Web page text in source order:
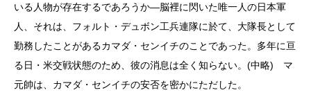
いる人物が存在するであろうか―脳裡に閃いた唯一人の日本軍
人、それは、フォルト・デュボン工兵連隊に於て、大隊長として
勤務したことがあるカマダ・センイチのことであった。多年に亘
る日・米交戦状態のため、彼の消息は全く知らない。(中略) マ
元帥は、カマダ・センイチの安否を密かにただした。